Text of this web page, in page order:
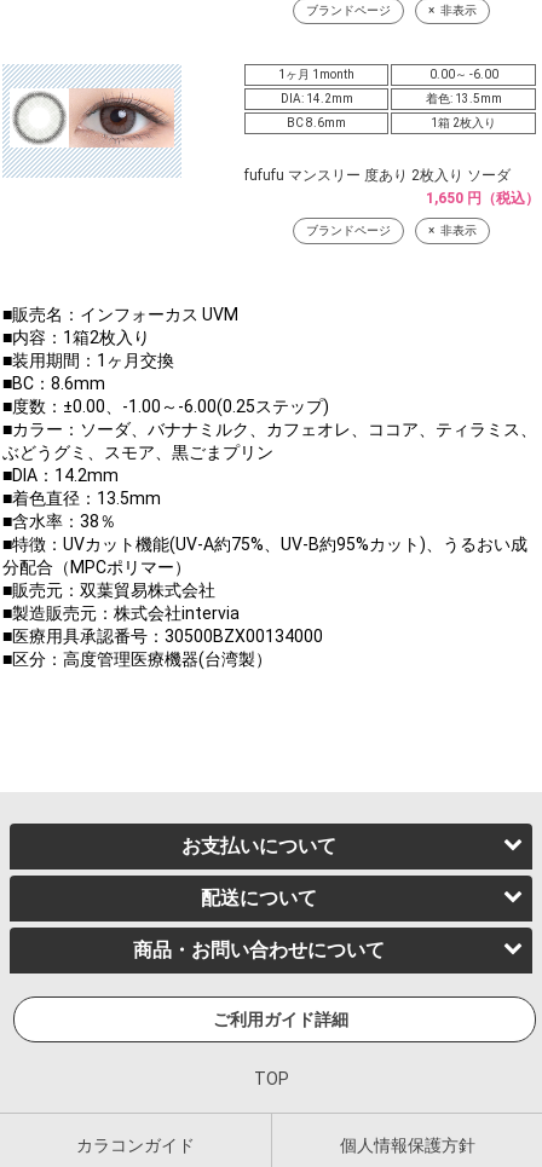
ブランドページ 非表示
1ヶ月 1month
0.00～ -6.00
DIA: 14.2mm
着色: 13.5mm
BC 8.6mm
1箱 2枚入り
fufufu マンスリー 度あり 2枚入り ソーダ
1,650 円（税込）
ブランドページ 非表示
■販売名：インフォーカス UVM
■内容：1箱2枚入り
■装用期間：1ヶ月交換
■BC：8.6mm
■度数：±0.00、-1.00～-6.00(0.25ステップ)
■カラー：ソーダ、バナナミルク、カフェオレ、ココア、ティラミス、
ぶどうグミ、スモア、黒ごまプリン
■DIA：14.2mm
■着色直径：13.5mm
■含水率：38％
■特徴：UVカット機能(UV-A約75%、UV-B約95%カット)、うるおい成
分配合（MPCポリマー）
■販売元：双葉貿易株式会社
■製造販売元：株式会社intervia
■医療用具承認番号：30500BZX00134000
■区分：高度管理医療機器(台湾製）
お支払いについて
配送について
商品・お問い合わせについて
ご利用ガイド詳細
TOP
カラコンガイド 個人情報保護方針